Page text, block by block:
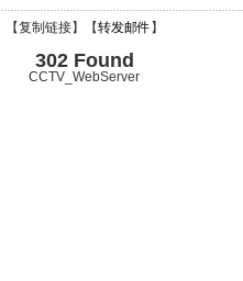
【复制链接】【转发邮件 】
302 Found
CCTV_WebServer